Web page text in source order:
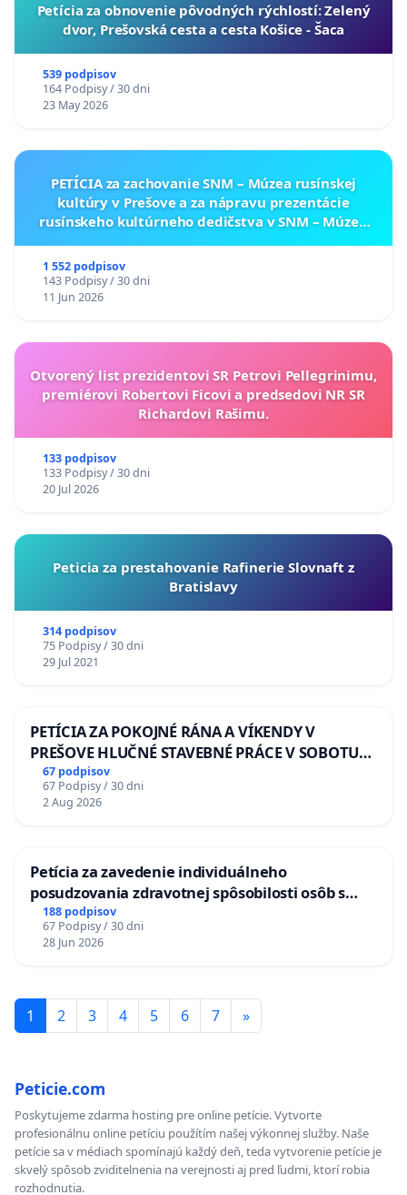
​Petícia za obnovenie pôvodných rýchlostí: Zelený
dvor, Prešovská cesta a cesta Košice - Šaca
539 podpisov
164 Podpisy / 30 dni
23 May 2026
PETÍCIA za zachovanie SNM – Múzea rusínskej
kultúry v Prešove a za nápravu prezentácie
rusínskeho kultúrneho dedičstva v SNM – Múzeu
1 552 podpisov
143 Podpisy / 30 dni
11 Jun 2026
Otvorený list prezidentovi SR Petrovi Pellegrinimu,
premiérovi Robertovi Ficovi a predsedovi NR SR
Richardovi Rašimu.
133 podpisov
133 Podpisy / 30 dni
20 Jul 2026
Peticia za prestahovanie Rafinerie Slovnaft z
Bratislavy
314 podpisov
75 Podpisy / 30 dni
29 Jul 2021
PETÍCIA ZA POKOJNÉ RÁNA A VÍKENDY V
PREŠOVE HLUČNÉ STAVEBNÉ PRÁCE V SOBOTU
LEN OD 9.00 DO 13.00 HOD., CEZ PRACOVNÝ
TÝŽDEŇ CIEĽ 8.00 – 18.00 HOD. A PRAVIDELNÁ
KONTROLA STAVBY C-AREA NA
67 podpisov
67 Podpisy / 30 dni
2 Aug 2026
Petícia za zavedenie individuálneho
posudzovania zdravotnej spôsobilosti osôb s
diabetom 1. a 2. typu pri prijímaní do
Policajného zboru SR
188 podpisov
67 Podpisy / 30 dni
28 Jun 2026
1 2 3 4 5 6 7 »
Peticie.com
Poskytujeme zdarma hosting pre online petície. Vytvorte
profesionálnu online petíciu použítím našej výkonnej služby. Naše
petície sa v médiach spomínajú každý deň, teda vytvorenie petície je
skvelý spôsob zviditelnenia na verejnosti aj pred ľudmi, ktorí robia
rozhodnutia.